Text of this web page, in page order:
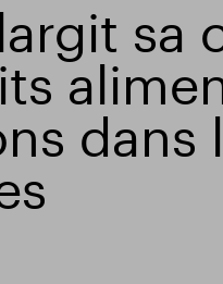
Domaine
sa
dans